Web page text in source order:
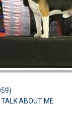
ABOUT ME